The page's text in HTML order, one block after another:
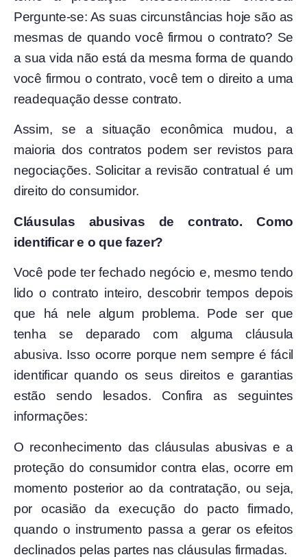
Pergunte-se: As suas circunstâncias hoje são as
mesmas de quando você firmou o contrato? Se
a sua vida não está da mesma forma de quando
você firmou o contrato, você tem o direito a uma
readequação desse contrato.
Assim, se a situação econômica mudou, a
maioria dos contratos podem ser revistos para
negociações. Solicitar a revisão contratual é um
direito do consumidor.
Cláusulas abusivas de contrato. Como
identificar e o que fazer?
Você pode ter fechado negócio e, mesmo tendo
lido o contrato inteiro, descobrir tempos depois
que há nele algum problema. Pode ser que
tenha se deparado com alguma cláusula
abusiva. Isso ocorre porque nem sempre é fácil
identificar quando os seus direitos e garantias
estão sendo lesados. Confira as seguintes
informações:
O reconhecimento das cláusulas abusivas e a
proteção do consumidor contra elas, ocorre em
momento posterior ao da contratação, ou seja,
por ocasião da execução do pacto firmado,
quando o instrumento passa a gerar os efeitos
declinados pelas partes nas cláusulas firmadas.